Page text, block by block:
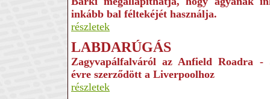
inkább bal féltekéjét használja.
részletek
LABDARÚGÁS
Zagyvapálfalváról az Anfield Roadra -
évre szerződött a Liverpoolhoz
részletek